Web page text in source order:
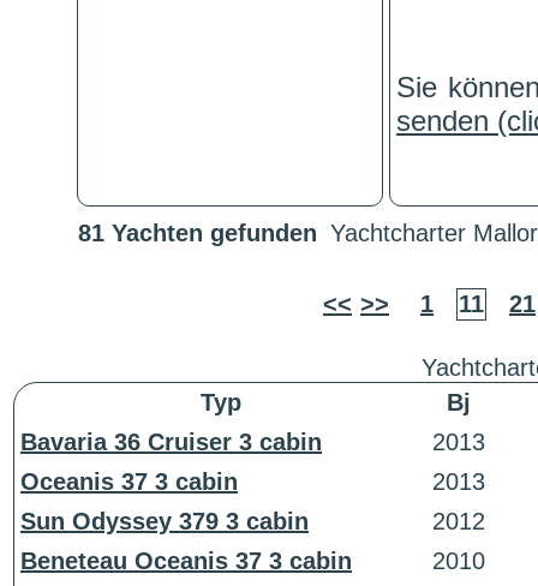
Sie
senden
81 Yachten gefunden Yachtcharter
<< >> 1 11 21
Typ
Bj
Bavaria 36 Cruiser 3 cabin
2013
Oceanis 37 3 cabin
2013
Sun Odyssey 379 3 cabin
2012
Beneteau Oceanis 37 3 cabin
2010